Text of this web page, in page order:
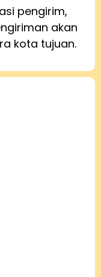
pengirim,
akan
kota tujuan.